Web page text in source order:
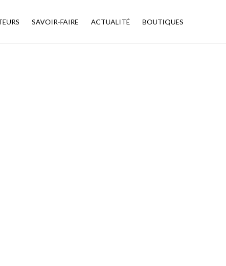
SAVOIR-FAIRE ACTUALITÉ BOUTIQUES